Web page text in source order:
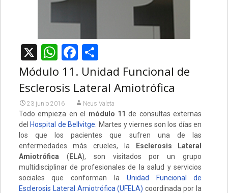
X WhatsApp
Facebook
Compartir
Módulo 11. Unidad Funcional de
Esclerosis Lateral Amiotrófica
23 junio 2016 Neus Valeta
Todo empieza en el módulo 11 de consultas externas
del Hospital de Bellvitge . Martes y viernes son los días en
los que los pacientes que sufren una de las
enfermedades más crueles, la
Esclerosis Lateral
Amiotrófica ( ELA), son visitados por un grupo
multidisciplinar de profesionales de la salud y servicios
sociales que conforman la Unidad Funcional de
Esclerosis Lateral Amiotrófica (UFELA)coordinada por la